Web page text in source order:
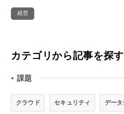
経営
カテゴリから記事を探す
● 課題
クラウド セキュリティ デー